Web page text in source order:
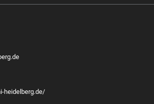
heidelberg.de/